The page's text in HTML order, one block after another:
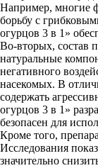
Например, многие
борьбу с
огурцов 3 в 1»
Во-вторых, состав
натуральные
негативного
насекомых. В
содержать
огурцов 3 в 1»
безопасен для
Кроме того,
Исследования
значительно